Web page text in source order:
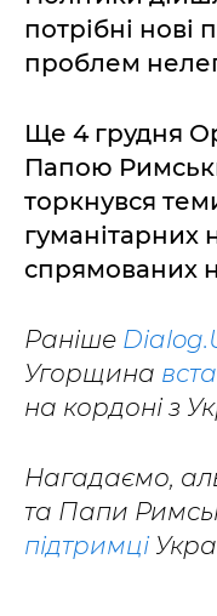
потрібні нові
проблем
Ще 4 грудня
Папою
торкнувся
гуманітарних
спрямованих
Раніше
Угорщина
на кордоні з
Нагадаємо,
та Папи
підтримці